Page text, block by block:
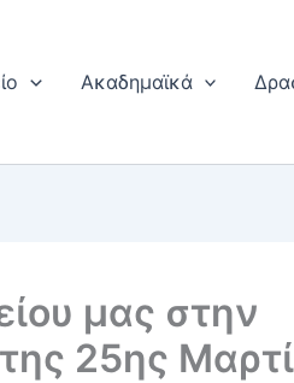
Ακαδημαϊκά
μας στην
25ης